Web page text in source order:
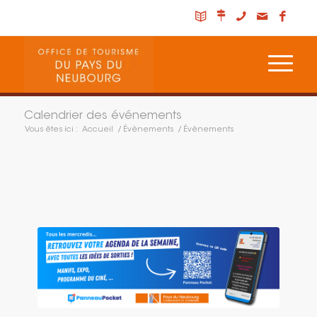
Calendrier des événements
Vous êtes ici : Accueil / Évènements / Évènements